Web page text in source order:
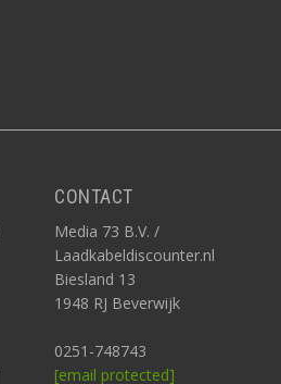
CONTACT
Media 73 B.V. /
Laadkabeldiscounter.nl
Biesland 13
1948 RJ Beverwijk
0251-748743
[email protected]